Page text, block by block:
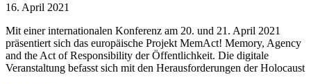
16. April 2021
Mit einer internationalen Konferenz am 20. und 21. April 2021
präsentiert sich das europäische Projekt MemAct! Memory, Agency
and the Act of Responsibility der Öffentlichkeit. Die digitale
Veranstaltung befasst sich mit den Herausforderungen der Holocaust